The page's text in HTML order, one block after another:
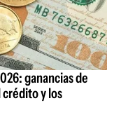
ganancias de
crédito y los